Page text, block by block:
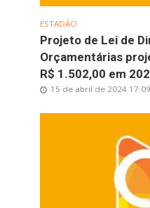
ESTADÃO
Projeto de Lei de
Orçamentárias
R$ 1.502,00 em
15 de abril de 2024 17:09